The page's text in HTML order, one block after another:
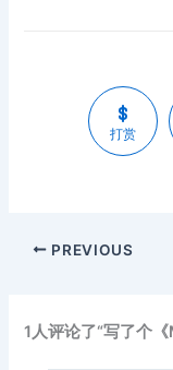
打赏
PREVIOUS
1人评论了“写了个